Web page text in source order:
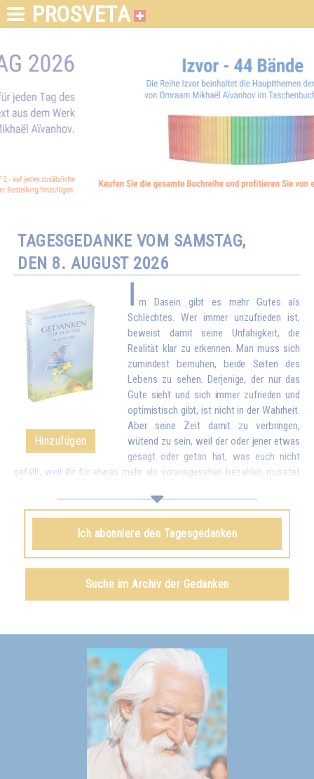
PROSVETA
TAGESGEDANKE VOM SAMSTAG,
DEN 8. AUGUST 2026
Hinzufügen
I m Dasein gibt es mehr Gutes als
Schlechtes. Wer immer unzufrieden ist,
beweist damit seine Unfähigkeit, die
Realität klar zu erkennen. Man muss sich
zumindest bemühen, beide Seiten des
Lebens zu sehen. Derjenige, der nur das
Gute sieht und sich immer zufrieden und
optimistisch gibt, ist nicht in der Wahrheit.
Aber seine Zeit damit zu verbringen,
wütend zu sein, weil der oder jener etwas
gesagt oder getan hat, was euch nicht
gefällt, weil ihr für etwas mehr als vorausgesehen bezahlen musstet
nicht salzig genug ist, wegen solch kleiner Unannehmlichkeiten zu
reagieren, als wären es Katastrophen, wird euch schließlich
stumpfsinnig machen. Vergleicht deshalb diese Kleinigkeiten mit all
dem Reichtum, den euch das Leben bringt. Wenn ihr euch bewusst
viele schöne und gute Dinge es in der Welt gibt und dass ihr das Leben
Siehe das Buch Das Lächeln des Weisen
Ich abonniere den Tagesgedanken
Suche im Archiv der Gedanken